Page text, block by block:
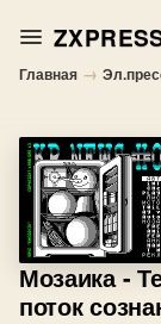
Главная →
Мозаика-
поток